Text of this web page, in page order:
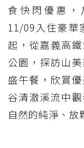
食快閃優惠，
11/09入住豪華
起，從嘉義高
公園，探訪山
盛午餐，欣賞
谷清澈溪流中
自然的純淨、放